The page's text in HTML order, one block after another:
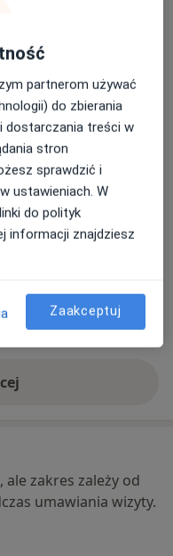
MEDICUS
, 91-845Łódź
się w nowej karcie
wizyt przez
pod tym adresem
zakres zależy od
umawiania wizyty.
partnerom używać
do zbierania
dostarczania treści w
stron
sprawdzić i
ustawieniach. W
do polityk
informacji znajdziesz
Zaakceptuj